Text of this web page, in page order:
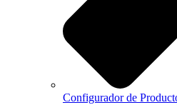
Configurador de